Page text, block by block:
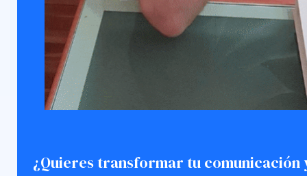
¿Quieres transformar tu